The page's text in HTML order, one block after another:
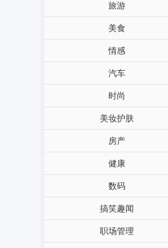
旅游
美食
情感
汽车
时尚
美妆护肤
房产
健康
数码
搞笑趣闻
职场管理